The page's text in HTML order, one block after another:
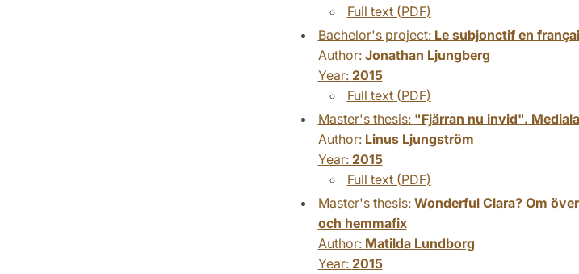
Full text (PDF)
Bachelor's project: Le subjonctif en
Author: Jonathan Ljungberg
Year: 2015
Full text (PDF)
Master's thesis: "Fjärran nu invid".
Author: Linus Ljungström
Year: 2015
Full text (PDF)
Master's thesis: Wonderful Clara? Om
och hemmafix
Author: Matilda Lundborg
Year: 2015